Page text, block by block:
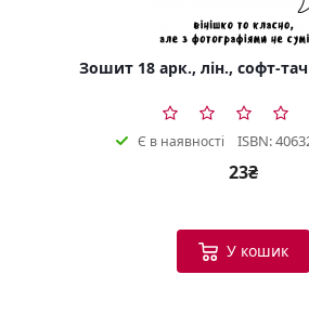
Зошит 18 арк., лін., софт-
Є в наявності ISBN:
23₴
У кошик